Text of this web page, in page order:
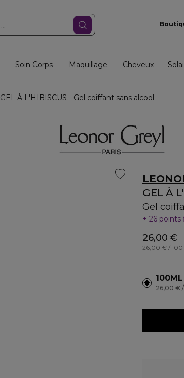
Soin Corps Maquillage Cheveux
GEL À L'HIBISCUS - Gel coiffant sans alcool
GEL À
Gel
26 points
26,00 €
26,00 € /
100ML
26,00 € /